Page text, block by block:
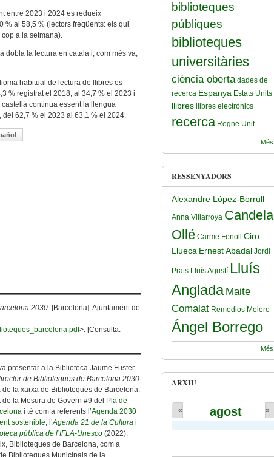
entre 2023 i 2024 es redueix
% al 58,5 % (lectors freqüents: els qui
cop a la setmana).
dobla la lectura en català i, com més va,
habitual de lectura de llibres es
% registrat el 2018, al 34,7 % el 2023 i
continua essent la llengua
del 62,7 % el 2023 al 63,1 % el 2024.
Ha Canviat En Els Hàbits De Lectura I Compra De Llibres A Catalunya El 2024?
2030. [Barcelona]: Ajuntament de
>. [Consulta:
presentar a la Biblioteca Jaume Fuster
de Biblioteques de Barcelona 2030
de la xarxa de Biblioteques de Barcelona.
la Mesura de Govern #9 del
Pla de
i té com a referents l’Agenda 2030
sostenible, l’Agenda 21 de la Cultura i
pública de l’IFLA-Unesco (2022),
Biblioteques de Barcelona, com a
Biblioteques Municipals de la
biblioteques
públiques
biblioteques
universitàries
ciència oberta dades de
recerca Espanya Estats Units
llibres llibres electrònics
recerca Regne Unit
Més
RESSENYADORS
Alexandre López-Borrull
Anna Villarroya Candela
Ollé Carme Fenoll
Ciro
Llueca Ernest Abadal Jordi
Prats Lluís Agustí Lluís
Anglada Maite
Comalat Remedios Melero
Ángel Borrego
Més
ARXIU
agost
« »